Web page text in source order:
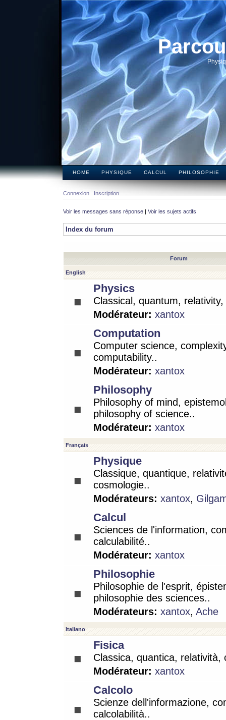
HOME PHYSIQUE CALCUL PHILOSOPHIE
Connexion Inscription
Voir les messages sans réponse | Voir les sujets actifs
Index du forum
Forum
English
Physics
Classical, quantum,
Modérateur: xantox
Computation
Computer science,
computability..
Modérateur: xantox
Philosophy
Philosophy of mind,
philosophy of science..
Modérateur: xantox
Français
Physique
Classique, quantique,
cosmologie..
Modérateurs: xantox,
Calcul
Sciences de l'information,
calculabilité..
Modérateur: xantox
Philosophie
Philosophie de l'esprit,
philosophie des sciences..
Modérateurs: xantox, Ache
Italiano
Fisica
Classica, quantica, relatività,
Modérateur: xantox
Calcolo
Scienze dell'informazione,
calcolabilità..